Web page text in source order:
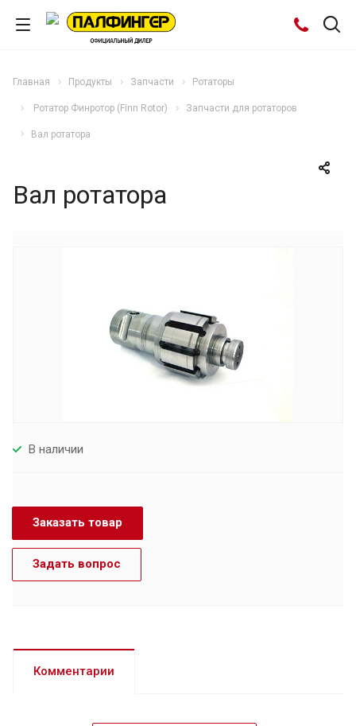
Главная Продукты Запчасти Ротаторы
Ротатор Финротор (Finn Rotor) Запчасти для ротаторов
Вал ротатора
Вал ротатора
В наличии
Заказать товар
Задать вопрос
Комментарии